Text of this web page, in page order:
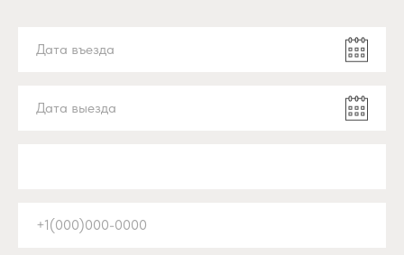
Дата въезда
Дата выезда
+1(000)000-0000